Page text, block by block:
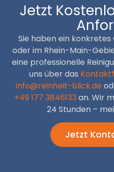
Jetzt
Sie haben ein
oder im Rhein-Main-
eine professionelle
uns über das
info@reinheit-blick.de
+49 177 3846133 an. Wir
24 Stunden –
Jetzt